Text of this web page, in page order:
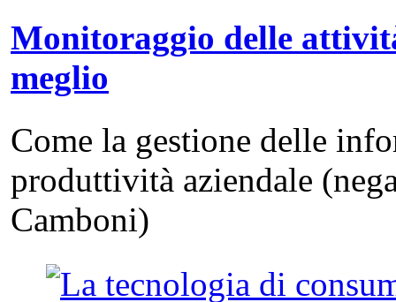
Monitoraggio delle
meglio
Come la gestione delle
produttività aziendale
Camboni)